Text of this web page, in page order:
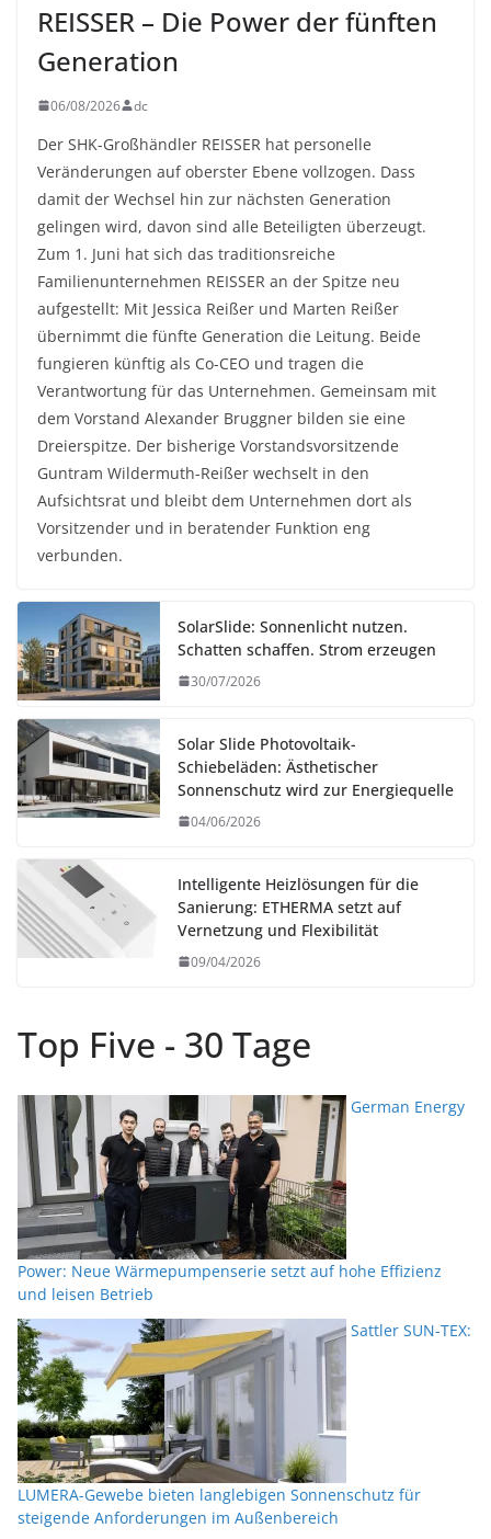
REISSER – Die Power der fünften
Generation
06/08/2026 dc
Der SHK-Großhändler REISSER hat personelle
Veränderungen auf oberster Ebene vollzogen. Dass
damit der Wechsel hin zur nächsten Generation
gelingen wird, davon sind alle Beteiligten überzeugt.
Zum 1. Juni hat sich das traditionsreiche
Familienunternehmen REISSER an der Spitze neu
aufgestellt: Mit Jessica Reißer und Marten Reißer
übernimmt die fünfte Generation die Leitung. Beide
fungieren künftig als Co-CEO und tragen die
Verantwortung für das Unternehmen. Gemeinsam mit
dem Vorstand Alexander Bruggner bilden sie eine
Dreierspitze. Der bisherige Vorstandsvorsitzende
Guntram Wildermuth-Reißer wechselt in den
Aufsichtsrat und bleibt dem Unternehmen dort als
Vorsitzender und in beratender Funktion eng
verbunden.
SolarSlide: Sonnenlicht nutzen.
Schatten schaffen. Strom erzeugen
30/07/2026
Solar Slide Photovoltaik-
Schiebeläden: Ästhetischer
Sonnenschutz wird zur Energiequelle
04/06/2026
Intelligente Heizlösungen für die
Sanierung: ETHERMA setzt auf
Vernetzung und Flexibilität
09/04/2026
Top Five - 30 Tage
German Energy
Power: Neue Wärmepumpenserie setzt auf hohe Effizienz
und leisen Betrieb
Sattler SUN-TEX:
LUMERA-Gewebe bieten langlebigen Sonnenschutz für
steigende Anforderungen im Außenbereich